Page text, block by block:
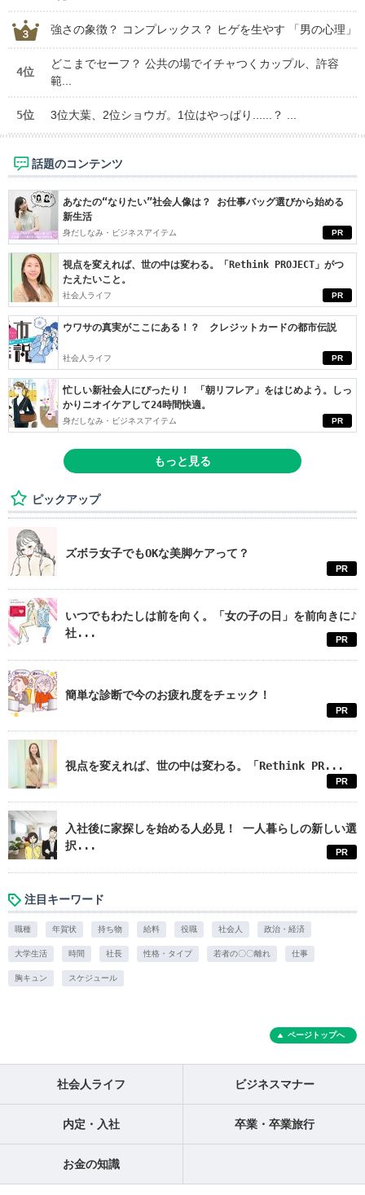
強さの象徴？ コンプレックス？ ヒゲを生やす 「男の心理」
4位
どこまでセーフ？ 公共の場でイチャつくカップル、許容
範...
5位 3位大葉、2位ショウガ。1位はやっぱり......？ ...
話題のコンテンツ
PR
あなたの“なりたい”社会人像は？ お仕事バッグ選びから始める
新生活
身だしなみ・ビジネスアイテム
PR
視点を変えれば、世の中は変わる。「Rethink PROJECT」がつ
たえたいこと。
社会人ライフ
PR
ウワサの真実がここにある！？ クレジットカードの都市伝説
社会人ライフ
PR
忙しい新社会人にぴったり！ 「朝リフレア」をはじめよう。しっ
かりニオイケアして24時間快適。
身だしなみ・ビジネスアイテム
もっと見る
ピックアップ
ズボラ女子でもOKな美脚ケアって？
PR
いつでもわたしは前を向く。「女の子の日」を前向きに♪
社...
PR
簡単な診断で今のお疲れ度をチェック！
PR
視点を変えれば、世の中は変わる。「Rethink PR...
PR
入社後に家探しを始める人必見！ 一人暮らしの新しい選
択...
PR
注目キーワード
職種 年賀状 持ち物 給料 役職 社会人 政治・経済
大学生活 時間 社長 性格・タイプ 若者の〇〇離れ 仕事
胸キュン スケジュール
ページトップへ
社会人ライフ ビジネスマナー
内定・入社 卒業・卒業旅行
お金の知識